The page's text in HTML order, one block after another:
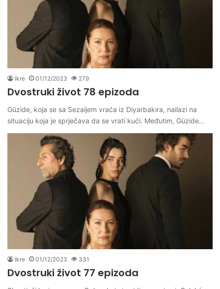
Ikre 01/12/2023 279
Dvostruki život 78 epizoda
Güzide, koja se sa Sezaijem vraća iz Diyarbakıra, nailazi na
situaciju koja je sprječava da se vrati kući. Međutim, Güzide…
Ikre 01/12/2023 331
Dvostruki život 77 epizoda